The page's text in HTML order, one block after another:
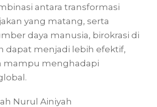
antara transformasi
yang matang, serta
daya manusia, birokrasi di
dapat menjadi lebih efektif,
mampu menghadapi
Nurul Ainiyah